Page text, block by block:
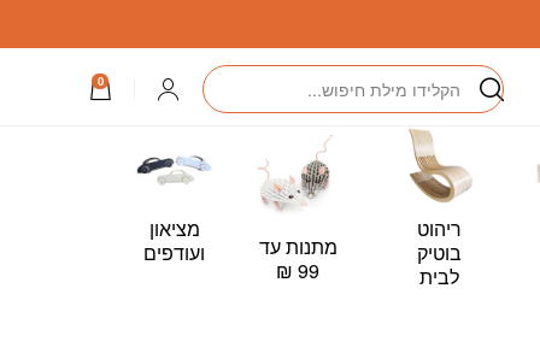
חיפוש התחברות
0
ריהוט
בוטיק
לבית
מתנות עד
99 ₪
מציאון
ועודפים